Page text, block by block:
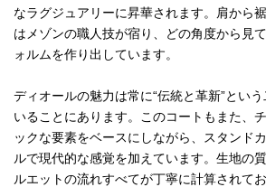
なラグジュアリーに昇華されます。肩から
はメゾンの職人技が宿り、どの角度から見
ォルムを作り出しています。
ディオールの魅力は常に“伝統と革新”とい
いることにあります。このコートもまた、
ックな要素をベースにしながら、スタンド
ルで現代的な感覚を加えています。生地の
ルエットの流れすべてが丁寧に計算されて